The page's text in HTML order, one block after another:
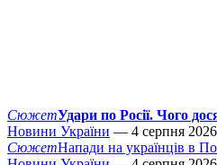
СюжетУдари по Росії. Чого
Новини України — 4 серпня
СюжетНапади на українців в